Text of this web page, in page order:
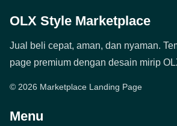
OLX Style Marketplace
Jual beli cepat, aman, dan nyaman.
page premium dengan desain mirip
© 2026 Marketplace Landing Page
Menu